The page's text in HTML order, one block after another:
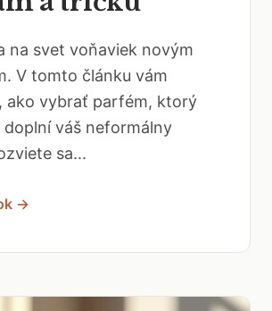
na svet voňaviek novým
V tomto článku vám
ako vybrať parfém, ktorý
doplní váš neformálny
sa...
→